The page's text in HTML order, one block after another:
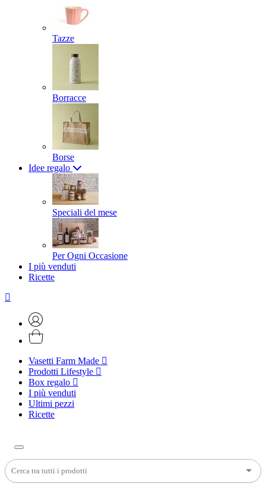
Tazze
Borracce
Borse
Idee regalo
Speciali del mese
Per Ogni Occasione
I più venduti
Ricette
Vasetti Farm Made
Prodotti Lifestyle
Box regalo
I più venduti
Ultimi pezzi
Ricette